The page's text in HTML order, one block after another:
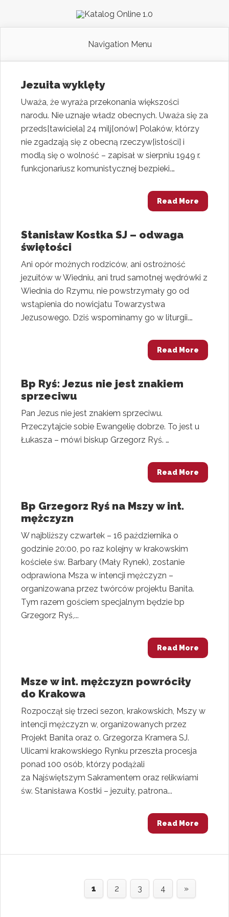
Navigation Menu
Jezuita wyklęty
Uważa, że wyraża przekonania większości
narodu. Nie uznaje władz obecnych. Uważa się za
przeds[tawiciela] 24 milj[onów] Polaków, którzy
nie zgadzają się z obecną rzeczyw[istości] i
modlą się o wolność – zapisał w sierpniu 1949 r.
funkcjonariusz komunistycznej bezpieki.…
Read More
Stanisław Kostka SJ – odwaga
świętości
Ani opór możnych rodziców, ani ostrożność
jezuitów w Wiedniu, ani trud samotnej wędrówki z
Wiednia do Rzymu, nie powstrzymały go od
wstąpienia do nowicjatu Towarzystwa
Jezusowego. Dziś wspominamy go w liturgii.…
Read More
Bp Ryś: Jezus nie jest znakiem
sprzeciwu
Pan Jezus nie jest znakiem sprzeciwu.
Przeczytajcie sobie Ewangelię dobrze. To jest u
Łukasza – mówi biskup Grzegorz Ryś. …
Read More
Bp Grzegorz Ryś na Mszy w int.
mężczyzn
W najbliższy czwartek – 16 października o
godzinie 20:00, po raz kolejny w krakowskim
kościele św. Barbary (Mały Rynek), zostanie
odprawiona Msza w intencji mężczyzn –
organizowana przez twórców projektu Banita.
Tym razem gościem specjalnym będzie bp
Grzegorz Ryś,...
Read More
Msze w int. mężczyzn powróciły
do Krakowa
Rozpoczął się trzeci sezon, krakowskich, Mszy w
intencji mężczyzn w, organizowanych przez
Projekt Banita oraz o. Grzegorza Kramera SJ.
Ulicami krakowskiego Rynku przeszła procesja
ponad 100 osób, którzy podążali
za Najświętszym Sakramentem oraz relikwiami
św. Stanisława Kostki – jezuity, patrona...
Read More
1 2 3 4 »